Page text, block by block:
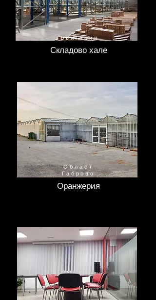
България
Складово хале
Област
Габрово
Оранжерия